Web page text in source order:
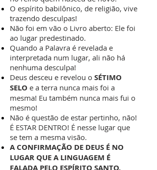
O espírito babilônico, de religião, vive
trazendo desculpas!
Não foi em vão o Livro aberto: Ele foi
ao lugar predestinado.
Quando a Palavra é revelada e
interpretada num lugar, ali não há
nenhuma desculpa!
Deus desceu e revelou o SÉTIMO
SELO e a terra nunca mais foi a
mesma! Eu também nunca mais fui o
mesmo!
Não é questão de estar pertinho, não!
É ESTAR DENTRO! É nesse lugar que
se tem a mesma visão.
A CONFIRMAÇÃO DE DEUS É NO
LUGAR QUE A LINGUAGEM É
FALADA PELO ESPÍRITO SANTO.